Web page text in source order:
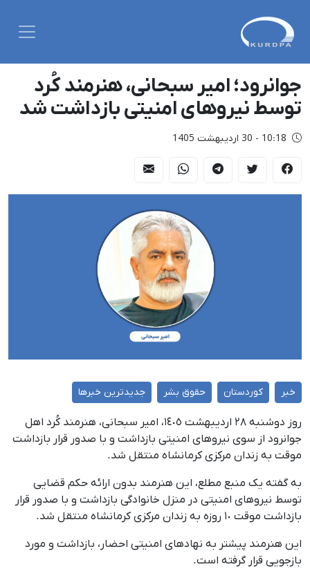
جوانرود؛ امیر سبحانی، هنرمند کُرد
توسط نیروهای امنیتی بازداشت شد
10:18 - 30 اردیبهشت 1405
خبر کوردستان حقوق بشر جدیدترین خبرها
روز دوشنبه ٢٨ اردیبهشت ١٤٠٥، امیر سبحانی، هنرمند کُرد اهل
جوانرود از سوی نیروهای امنیتی بازداشت و با صدور قرار بازداشت
موقت به زندان مرکزی کرمانشاه منتقل شد.
به گفته یک منبع مطلع، این هنرمند بدون ارائه حکم قضایی
توسط نیروهای امنیتی در منزل خانوادگی بازداشت و با صدور قرار
بازداشت موقت ١٠ روزه به زندان مرکزی کرمانشاه منتقل شد.
این هنرمند پیشتر به نهادهای امنیتی احضار، بازداشت و مورد
بازجویی قرار گرفته است.